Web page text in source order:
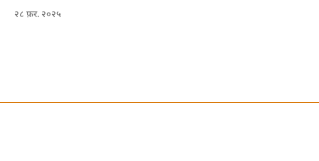
२८ फ़र. २०२५